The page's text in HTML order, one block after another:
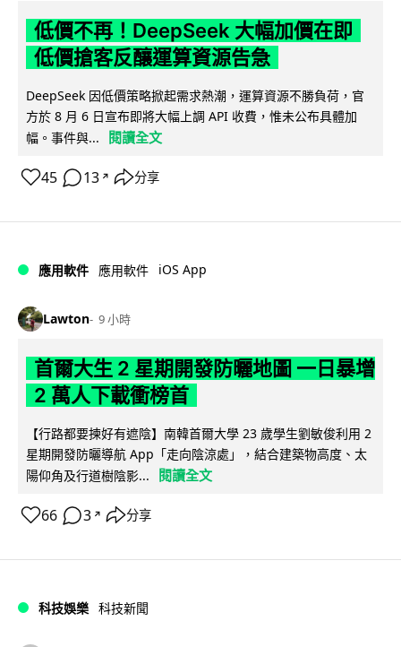
低價不再！DeepSeek 大幅加價在即
低價搶客反釀運算資源告急
DeepSeek 因低價策略掀起需求熱潮，運算資源不勝負荷，官
方於 8 月 6 日宣布即將大幅上調 API 收費，惟未公布具體加
幅。事件與...
閱讀全文
45 13 ↗ 分享
應用軟件 應用軟件 iOS App
Lawton 9 小時
首爾大生 2 星期開發防曬地圖 一日暴增
2 萬人下載衝榜首
【行路都要揀好有遮陰】南韓首爾大學 23 歲學生劉敏俊利用 2
星期開發防曬導航 App「走向陰涼處」，結合建築物高度、太
陽仰角及行道樹陰影...
閱讀全文
66 3 ↗ 分享
科技娛樂 科技新聞